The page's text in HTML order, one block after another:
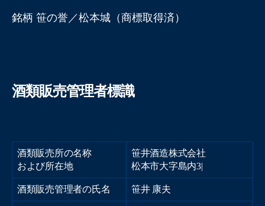
銘柄 笹の誉／松本城（商標取得済）
酒類販売管理者標識
酒類販売所の名称
および所在地
笹井酒造株式会社
松本市大字島内368
酒類販売管理者の氏名 笹井 康夫